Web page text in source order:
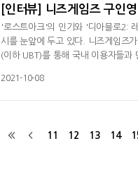
[인터뷰] 니즈게임즈 구인
'로스트아크'의 인기와 '디아블로2:
시를 눈앞에 두고 있다. 니즈게임즈
(이하 UBT)를 통해 국내 이용자들과
장르 경쟁작들과의 치열한 경쟁을
2021-10-08
11 12 13 14